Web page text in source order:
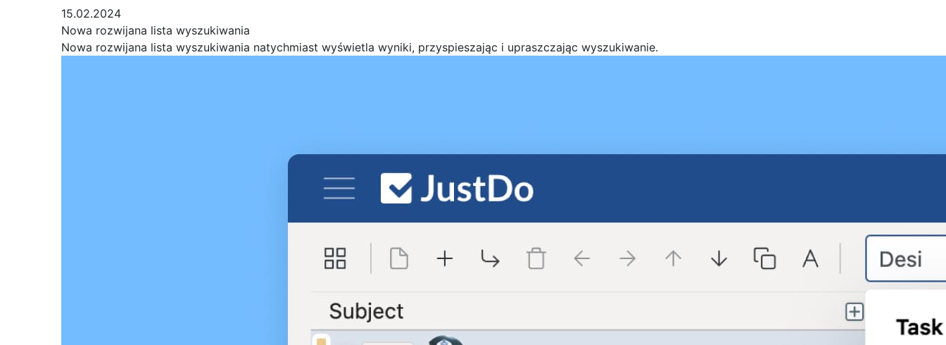
15.02.2024
Nowa rozwijana lista wyszukiwania
Nowa rozwijana lista wyszukiwania natychmiast wyświetla wyniki, przyspieszając i upraszczając wyszukiwanie.